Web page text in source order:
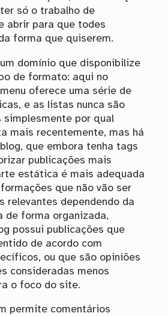
só o trabalho de
abrir para que todes
forma que quiserem.
domínio que disponibilize
de formato: aqui no
oferece uma série de
e as listas nunca são
simplesmente por qual
mais recentemente, mas há
que embora tenha tags
publicações mais
estática é mais adequada
que não vão ser
relevantes dependendo da
de forma organizada,
possui publicações que
de acordo com
ou que são opiniões
consideradas menos
o foco do site.
permite comentários